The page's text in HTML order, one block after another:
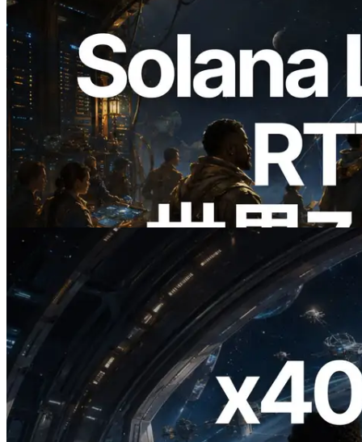
2026.08.05
ERPC、Solana Leader Slot APIを世界7
リージョンのping計測に拡張—
Validators Information APIも公開
この記事を読む
2026.07.04